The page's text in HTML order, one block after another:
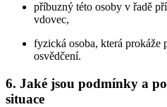
příbuzný této osoby v řadě
vdovec,
fyzická osoba, která prokáže
osvědčení.
6. Jaké jsou podmínky a
situace